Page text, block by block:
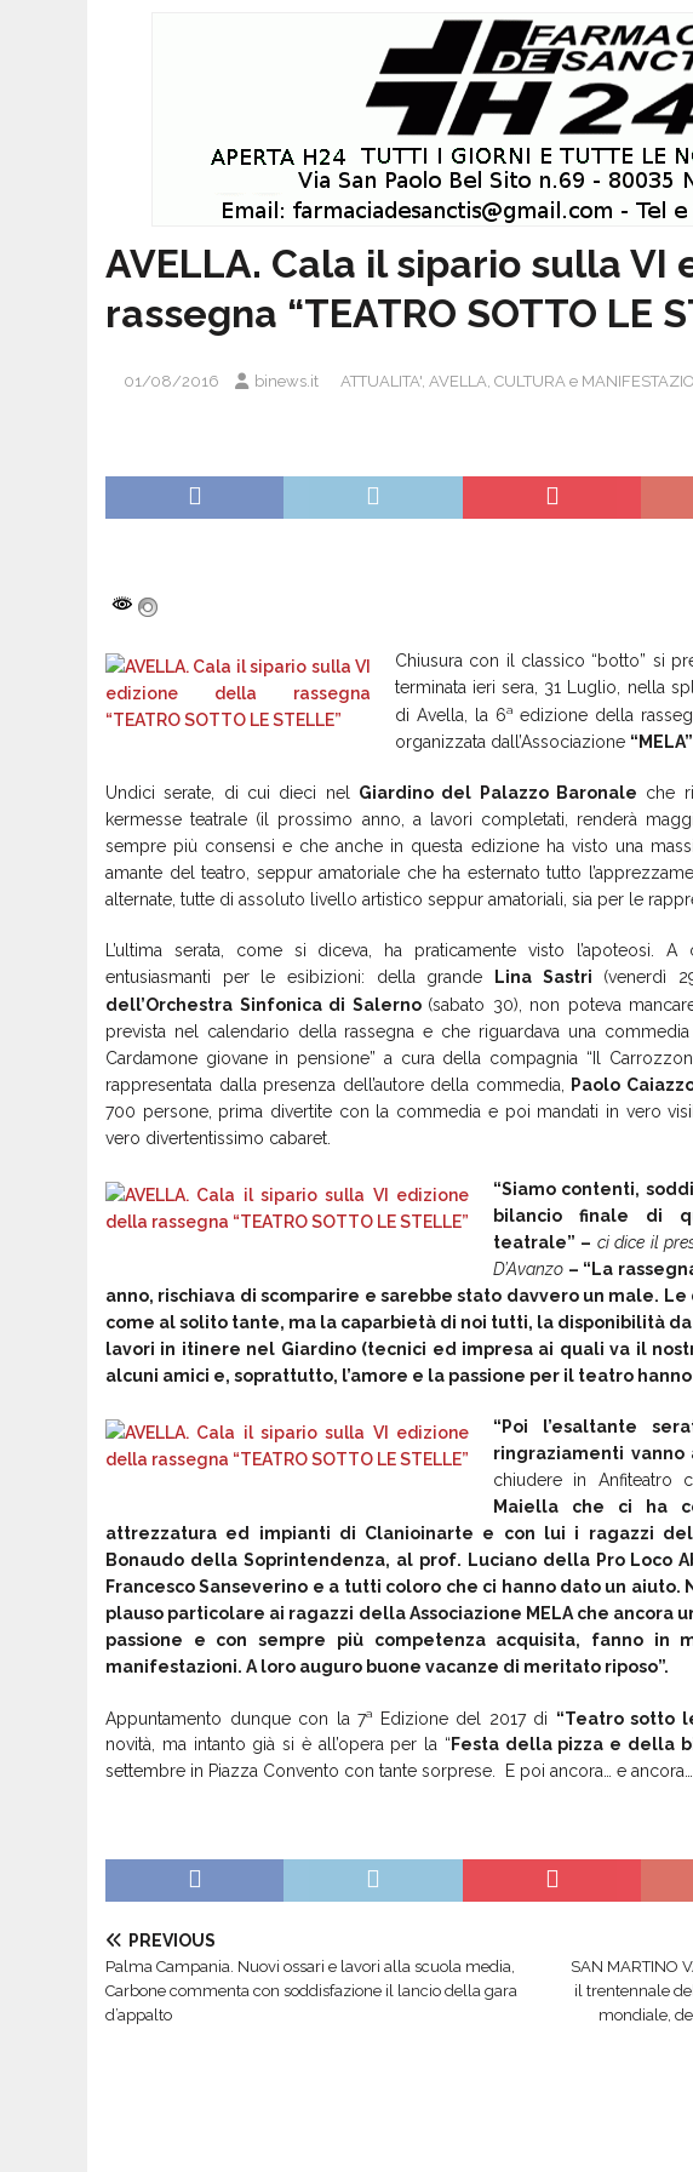
AVELLA. Cala il sipario sulla VI
rassegna “TEATRO SOTTO LE
01/08/2016 binews.it ATTUALITA', AVELLA, CULTURA e
Chiusura con il classico “botto” si
terminata ieri sera, 31 Luglio, nella
di Avella, la 6a edizione della
organizzata dall’Associazione “MELA”
Undici serate, di cui dieci nel Giardino del Palazzo Baronale che
kermesse teatrale (il prossimo anno, a lavori completati, renderà
sempre più consensi e che anche in questa edizione ha visto una
amante del teatro, seppur amatoriale che ha esternato tutto
alternate, tutte di assoluto livello artistico seppur amatoriali, sia per le
L’ultima serata, come si diceva, ha praticamente visto l’apoteosi.
entusiasmanti per le esibizioni: della grande
Lina Sastri (venerdì
dell’Orchestra Sinfonica di Salerno (sabato 30), non poteva
prevista nel calendario della rassegna e che riguardava una
Cardamone giovane in pensione” a cura della compagnia “Il
rappresentata dalla presenza dell’autore della commedia,
Paolo
700 persone, prima divertite con la commedia e poi mandati in vero
vero divertentissimo cabaret.
“Siamo contenti,
bilancio finale di
teatrale” – ci dice il
D’Avanzo – “La
anno, rischiava di scomparire e sarebbe stato davvero un male.
come al solito tante, ma la caparbietà di noi tutti, la disponibilità
lavori in itinere nel Giardino (tecnici ed impresa ai quali va il
alcuni amici e, soprattutto, l’amore e la passione per il teatro
“Poi l’esaltante
ringraziamenti vanno
chiudere in Anfiteatro
Maiella che ci ha
attrezzatura ed impianti di Clanioinarte e con lui i ragazzi
Bonaudo della Soprintendenza, al prof. Luciano della Pro Loco
Francesco Sanseverino e a tutti coloro che ci hanno dato un
plauso particolare ai ragazzi della Associazione MELA che ancora
passione e con sempre più competenza acquisita, fanno in
manifestazioni. A loro auguro buone vacanze di meritato riposo”.
Appuntamento dunque con la 7a Edizione del 2017 di “Teatro sotto
novità, ma intanto già si è all’opera per la “ Festa della pizza e della
settembre in Piazza Convento con tante sorprese. E poi ancora… e
PREVIOUS
Palma Campania. Nuovi ossari e lavori alla scuola media,
Carbone commenta con soddisfazione il lancio della gara
d’appalto
SAN MARTINO
il trentennale
mondiale,